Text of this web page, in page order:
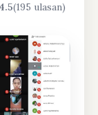
4.5(195 ulasan)